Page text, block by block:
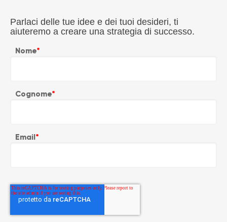
Parlaci delle tue idee e dei tuoi desideri, ti
aiuteremo a creare una strategia di successo.
Nome*
Cognome*
Email*